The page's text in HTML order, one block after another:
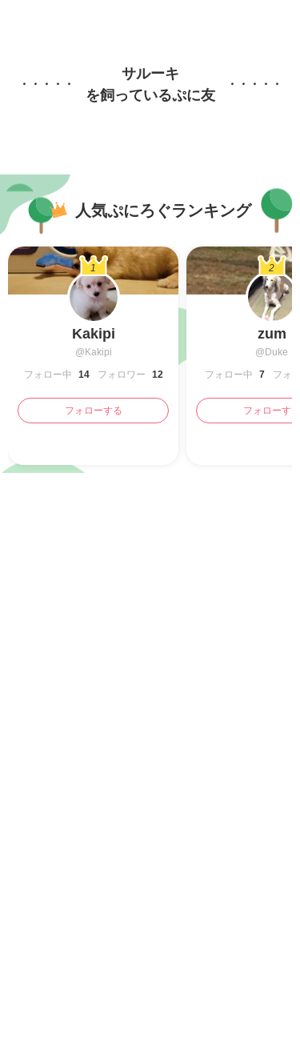
サルーキ
を飼っているぷに友
人気ぷにろぐランキング
1
Kakipi
@Kakipi
フォロー中
14 フォロワー 12
フォローする
2
zum
@Duke
フォロー中
7 フォ
フォローする